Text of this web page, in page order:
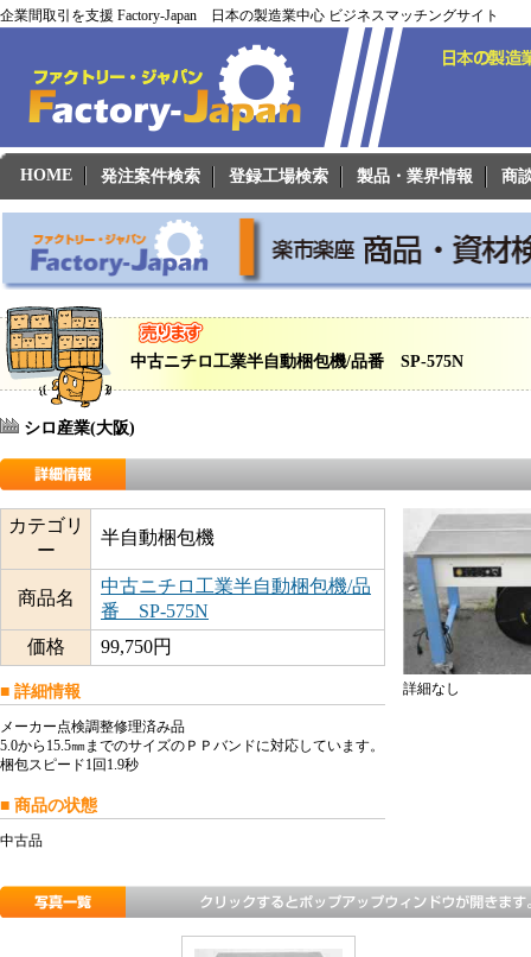
企業間取引を支援 Factory-Japan 日本の製造業中心 ビジネスマッチングサイト
HOME 発注案件検索 登録工場検索 製品・業界情報 商
中古ニチロ工業半自動梱包機/品番 SP-575N
シロ産業(大阪)
カテゴリ
ー
半自動梱包機
商品名
中古ニチロ工業半自動梱包機/品
番 SP-575N
価格
99,750円
■ 詳細情報
メーカー点検調整修理済み品
5.0から15.5㎜までのサイズのＰＰバンドに対応しています。
梱包スピード1回1.9秒
■ 商品の状態
中古品
詳細なし